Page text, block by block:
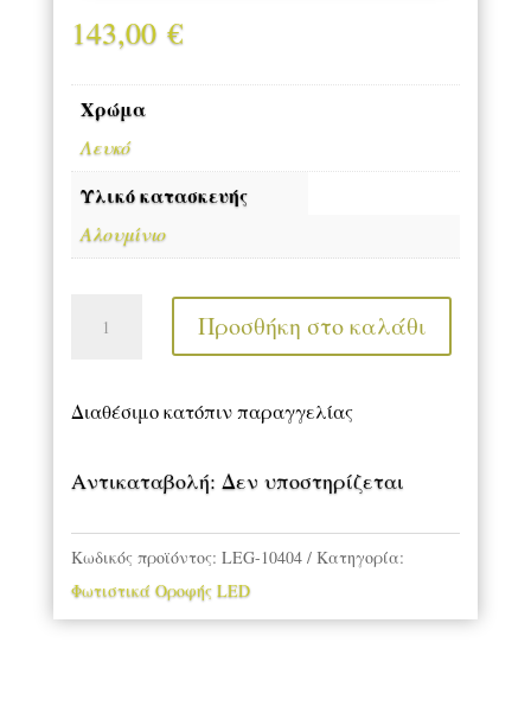
143,00 €
Χρώμα
Λευκό
Υλικό κατασκευής
Αλουμίνιο
Οροφής
ποσότητα
Προσθήκη στο καλάθι
Διαθέσιμο κατόπιν παραγγελίας
Αντικαταβολή: Δεν υποστηρίζεται
Κωδικός προϊόντος: LEG-10404
Κατηγορία:
Φωτιστικά Οροφής LED